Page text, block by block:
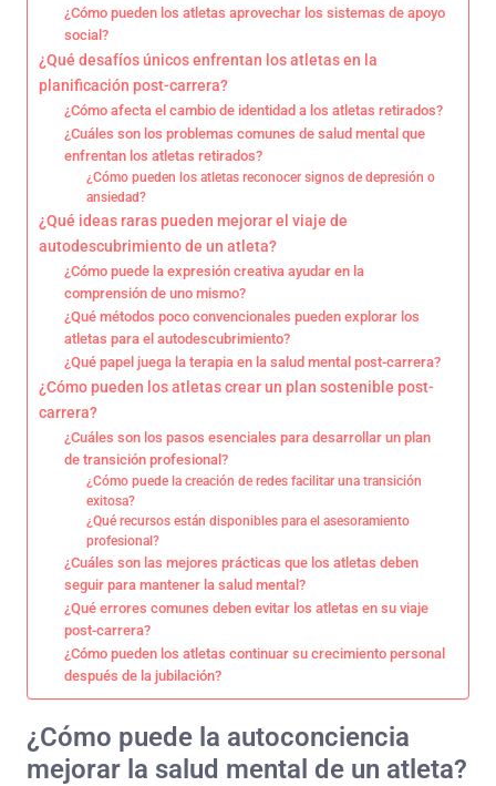
¿Cómo pueden los atletas aprovechar los sistemas de apoyo
social?
¿Qué desafíos únicos enfrentan los atletas en la
planificación post-carrera?
¿Cómo afecta el cambio de identidad a los atletas retirados?
¿Cuáles son los problemas comunes de salud mental que
enfrentan los atletas retirados?
¿Cómo pueden los atletas reconocer signos de depresión o
ansiedad?
¿Qué ideas raras pueden mejorar el viaje de
autodescubrimiento de un atleta?
¿Cómo puede la expresión creativa ayudar en la
comprensión de uno mismo?
¿Qué métodos poco convencionales pueden explorar los
atletas para el autodescubrimiento?
¿Qué papel juega la terapia en la salud mental post-carrera?
¿Cómo pueden los atletas crear un plan sostenible post-
carrera?
¿Cuáles son los pasos esenciales para desarrollar un plan
de transición profesional?
¿Cómo puede la creación de redes facilitar una transición
exitosa?
¿Qué recursos están disponibles para el asesoramiento
profesional?
¿Cuáles son las mejores prácticas que los atletas deben
seguir para mantener la salud mental?
¿Qué errores comunes deben evitar los atletas en su viaje
post-carrera?
¿Cómo pueden los atletas continuar su crecimiento personal
después de la jubilación?
¿Cómo puede la autoconciencia
mejorar la salud mental de un atleta?